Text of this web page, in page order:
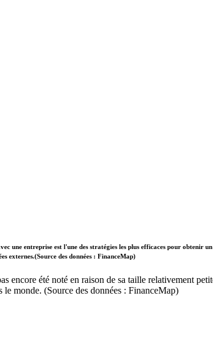
une entreprise est l'une des stratégies les plus efficaces pour
externes.(Source des données : FinanceMap)
encore été noté en raison de sa taille relativement
le monde. (Source des données : FinanceMap)